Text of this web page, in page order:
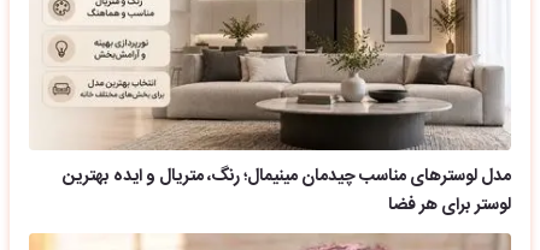
مدل لوسترهای مناسب چیدمان مینیمال؛ رنگ، متریال و ایده بهترین
لوستر برای هر فضا